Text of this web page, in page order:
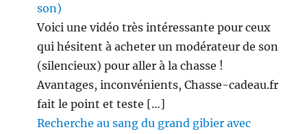
son)
Voici une vidéo très intéressante pour ceux
qui hésitent à acheter un modérateur de son
(silencieux) pour aller à la chasse !
Avantages, inconvénients, Chasse-cadeau.fr
fait le point et teste […]
Recherche au sang du grand gibier avec